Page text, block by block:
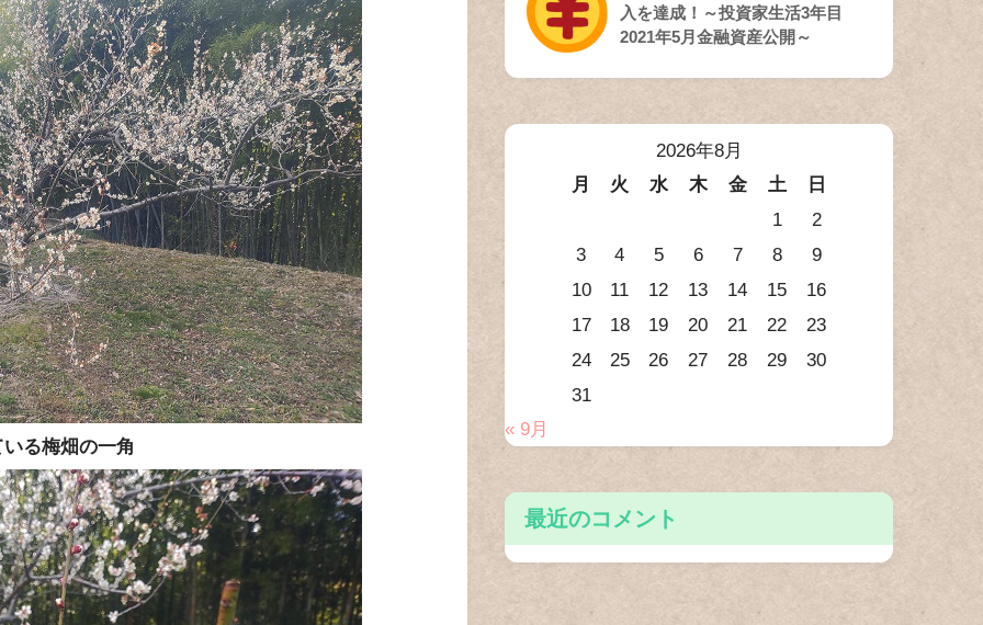
る梅畑の一角
入を達成！～投資家生活3年目
2021年5月金融資産公開～
2026年8月
月
火 水 木 金 土
日
1
2
3
4 5 6 7 8
9
10
11 12 13 14 15
16
17
18 19 20 21 22
23
24
25 26 27 28 29
30
31
« 9月
最近のコメント